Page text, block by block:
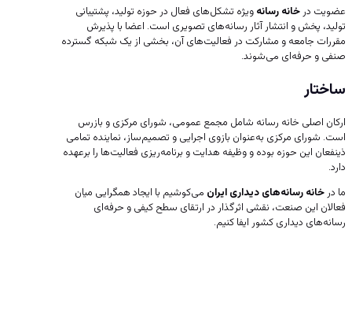
عضویت در خانه رسانه ویژه تشکل‌های فعال در حوزه تولید، پشتیبانی
تولید، پخش و انتشار آثار رسانه‌های تصویری است. اعضا با پذیرش
مقررات جامعه و مشارکت در فعالیت‌های آن، بخشی از یک شبکه گسترده
صنفی و حرفه‌ای می‌شوند.
ساختار
ارکان اصلی خانه رسانه شامل مجمع عمومی، شورای مرکزی و بازرس
است. شورای مرکزی به‌عنوان بازوی اجرایی و تصمیم‌ساز، نماینده تمامی
ذینفعان این حوزه بوده و وظیفه هدایت و برنامه‌ریزی فعالیت‌ها را برعهده
دارد.
ما در خانه رسانه‌های دیداری ایران می‌کوشیم با ایجاد همگرایی میان
فعالان این صنعت، نقشی اثرگذار در ارتقای سطح کیفی و حرفه‌ای
رسانه‌های دیداری کشور ایفا کنیم.